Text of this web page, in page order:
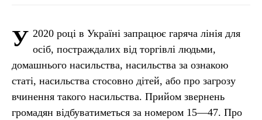
У 2020 році в Україні запрацює гаряча лінія для
осіб, постраждалих від торгівлі людьми,
домашнього насильства, насильства за ознакою
статі, насильства стосовно дітей, або про загрозу
вчинення такого насильства. Прийом звернень
громадян відбуватиметься за номером 15—47. Про